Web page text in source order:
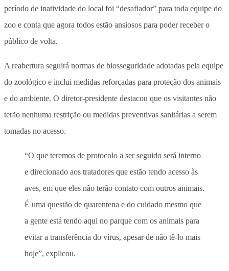
período de inatividade do local foi “desafiador” para toda equipe do
zoo e conta que agora todos estão ansiosos para poder receber o
público de volta.
A reabertura seguirá normas de biosseguridade adotadas pela equipe
do zoológico e inclui medidas reforçadas para proteção dos animais
e do ambiente. O diretor-presidente destacou que os visitantes não
terão nenhuma restrição ou medidas preventivas sanitárias a serem
tomadas no acesso.
“O que teremos de protocolo a ser seguido será interno
e direcionado aos tratadores que estão tendo acesso às
aves, em que eles não terão contato com outros animais.
É uma questão de quarentena e do cuidado mesmo que
a gente está tendo aqui no parque com os animais para
evitar a transferência do vírus, apesar de não tê-lo mais
hoje”, explicou.